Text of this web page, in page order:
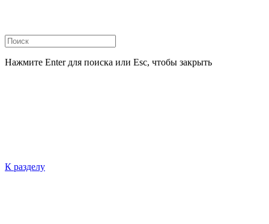
Нажмите Enter для поиска или Esc, чтобы закрыть
К разделу